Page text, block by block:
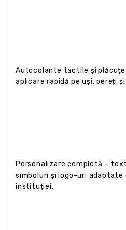
Autocolante tactile și
aplicare rapidă pe uși, pereți
Personalizare completă –
simboluri și logo-uri adaptate
instituției.